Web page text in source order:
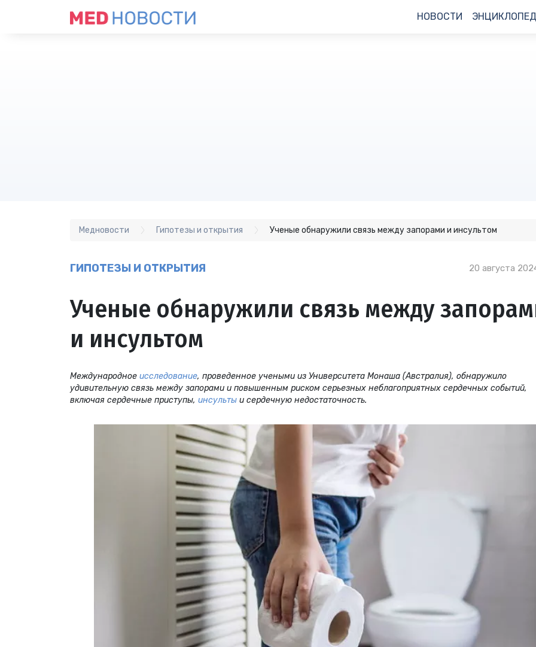
НОВОСТИ
Медновости Гипотезы и открытия Ученые обнаружили связь между запорами и инсультом
ГИПОТЕЗЫ И ОТКРЫТИЯ 20 августа
Ученые обнаружили связь между
и инсультом
Международное исследование, проведенное учеными из Университета Монаша (Австралия), обнаружило
удивительную связь между запорами и повышенным риском серьезных неблагоприятных сердечных событий,
включая сердечные приступы, инсульты и сердечную недостаточность.